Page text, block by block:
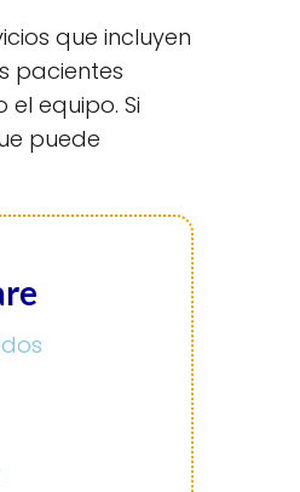
que incluyen
pacientes
equipo. Si
puede